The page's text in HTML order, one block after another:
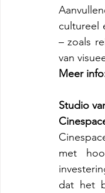
cultureel
– zoals
van
Meer
Studio
met
dat het